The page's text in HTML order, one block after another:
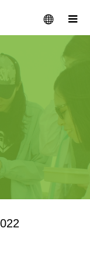
menu